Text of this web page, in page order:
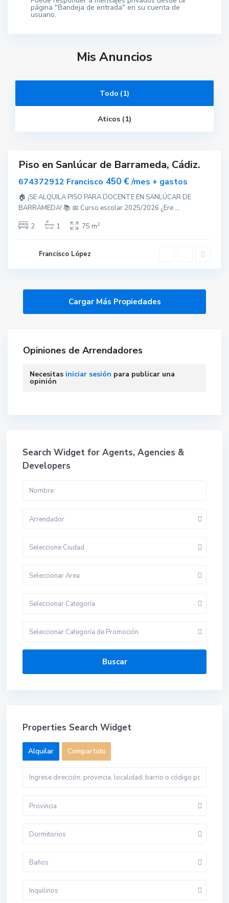
página "Bandeja de entrada" en su cuenta de
usuario.
Mis Anuncios
Todo (1)
Aticos (1)
l
e
r
Piso en Sanlúcar de Barrameda, Cádiz.
674372912 Francisco 450 €/mes + gastos
🏠 ¡SE ALQUILA PISO PARA DOCENTE EN SANLÚCAR DE
BARRAMEDA! 📚 📅 Curso escolar 2025/2026 ¿Ere...
2
1 75 m2
Francisco López
Opiniones de Arrendadores
Necesitas iniciar sesión para publicar una
opinión
Search Widget for Agents, Agencies &
Developers
Arrendador
Seleccione Ciudad
Seleccionar Area
Seleccionar Categoría
Seleccionar Categoría de Promoción
Buscar
Properties Search Widget
Alquilar Compartido
Provincia
Dormitorios
Baños
Inquilinos